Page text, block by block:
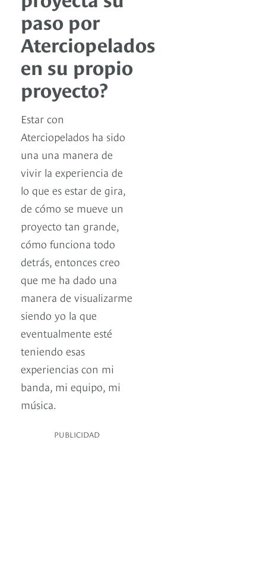
paso por
Aterciopelados
en su propio
proyecto?
Estar con
Aterciopelados ha sido
una una manera de
vivir la experiencia de
lo que es estar de gira,
de cómo se mueve un
proyecto tan grande,
cómo funciona todo
detrás, entonces creo
que me ha dado una
manera de visualizarme
siendo yo la que
eventualmente esté
teniendo esas
experiencias con mi
banda, mi equipo, mi
música.
PUBLICIDAD